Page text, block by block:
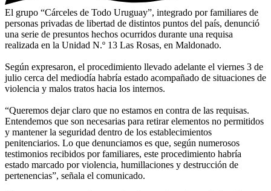
El grupo “Cárceles de Todo Uruguay”, integrado por familiares de
personas privadas de libertad de distintos puntos del país, denunció
una serie de presuntos hechos ocurridos durante una requisa
realizada en la Unidad N.º 13 Las Rosas, en Maldonado.
Según expresaron, el procedimiento llevado adelante el viernes 3 de
julio cerca del mediodía habría estado acompañado de situaciones de
violencia y malos tratos hacia los internos.
“Queremos dejar claro que no estamos en contra de las requisas.
Entendemos que son necesarias para retirar elementos no permitidos
y mantener la seguridad dentro de los establecimientos
penitenciarios. Lo que denunciamos es que, según numerosos
testimonios recibidos por familiares, este procedimiento habría
estado marcado por violencia, humillaciones y destrucción de
pertenencias”, señala el comunicado.